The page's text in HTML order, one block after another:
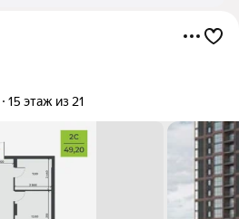
15 этаж из 21